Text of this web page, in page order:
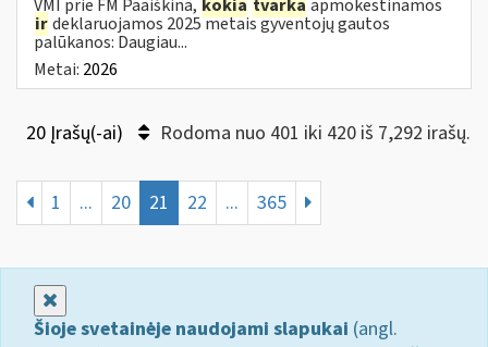
VMI prie FM Paaiškina, kokia tvarka apmokestinamos
irdeklaruojamos 2025 metais gyventojų gautos
palūkanos: Daugiau...
Metai: 2026
20 Įrašų(-ai) Rodoma nuo 401 iki 420 iš 7,292 irašų.
1 ... 20 21 22 ... 365
Šioje svetainėje naudojami slapukai (angl.